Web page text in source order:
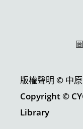
版權聲明 © 中原
Copyright ©
Library